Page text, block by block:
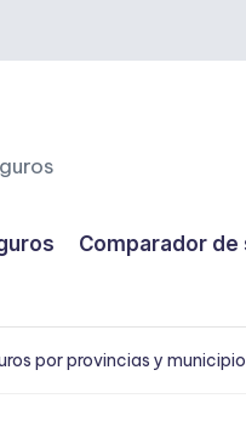
Comparador de
por provincias y